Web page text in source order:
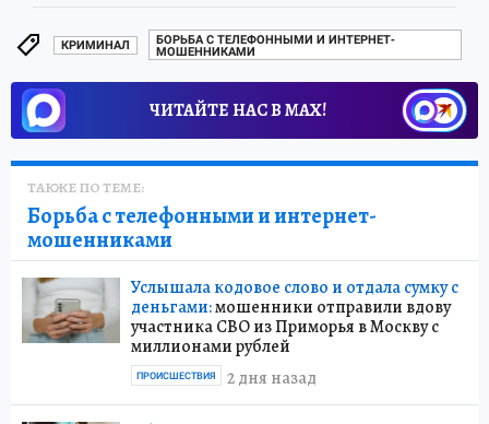
КРИМИНАЛ
БОРЬБА С ТЕЛЕФОННЫМИ И ИНТЕРНЕТ-
МОШЕННИКАМИ
ЧИТАЙТЕ НАС В МАХ!
ТАКЖЕ ПО ТЕМЕ:
Борьба с телефонными и интернет-
мошенниками
Услышала кодовое слово и отдала сумку с
деньгами:мошенники отправили вдову
участника СВО из Приморья в Москву с
миллионами рублей
2 дня назад
ПРОИСШЕСТВИЯ